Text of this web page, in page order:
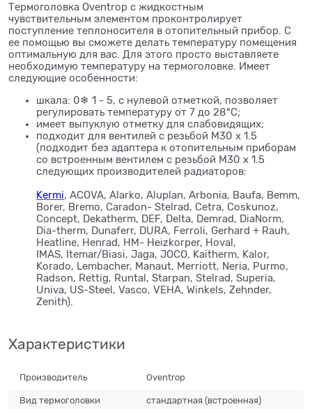
Термоголовка Oventrop с жидкостным
чувствительным элементом проконтролирует
поступление теплоносителя в отопительный прибор. С
ее помощью вы сможете делать температуру помещения
оптимальную для вас. Для этого просто выставляете
необходимую температуру на термоголовке. Имеет
следующие особенности:
шкала: 0❄ 1 - 5, с нулевой отметкой, позволяет
регулировать температуру от 7 до 28°С;
имеет выпуклую отметку для слабовидящих;
подходит для вентилей с резьбой M30 x 1.5
(подходит без адаптера к отопительным приборам
со встроенным вентилем с резьбой M30 x 1.5
следующих производителей радиаторов:
Kermi, ACOVA, Alarko, Aluplan, Arbonia, Baufa, Bemm,
Borer, Bremo, Caradon- Stelrad, Cetra, Coskunoz,
Concept, Dekatherm, DEF, Delta, Demrad, DiaNorm,
Dia-therm, Dunaferr, DURA, Ferroli, Gerhard + Rauh,
Heatline, Henrad, HM- Heizkorper, Hoval,
IMAS, Itemar/Biasi, Jaga, JOCO, Kaitherm, Kalor,
Korado, Lembacher, Manaut, Merriott, Neria, Purmo,
Radson, Rettig, Runtal, Starpan, Stelrad, Superia,
Univa, US-Steel, Vasco, VEHA, Winkels, Zehnder,
Zenith).
Характеристики
Производитель Oventrop
Вид термоголовки стандартная (встроенная)